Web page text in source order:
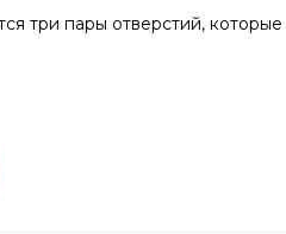
три пары отверстий,